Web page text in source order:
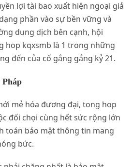
lợi tài bao xuất hiện ngoại giả
phần vào sự bền vững và
dung dịch bên cạnh, hội
hop kqxsmb là 1 trong những
đến của cố gắng gắng kỷ 21.
mẻ hóa đương đại, tong hop
đối chọi cùng hết sức rộng lớn
toán bảo mật thông tin mang
bức.